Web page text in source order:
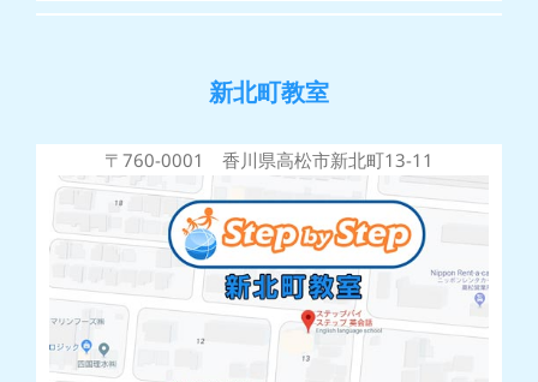
新北町教室
〒760-0001 香川県高松市新北町13-11